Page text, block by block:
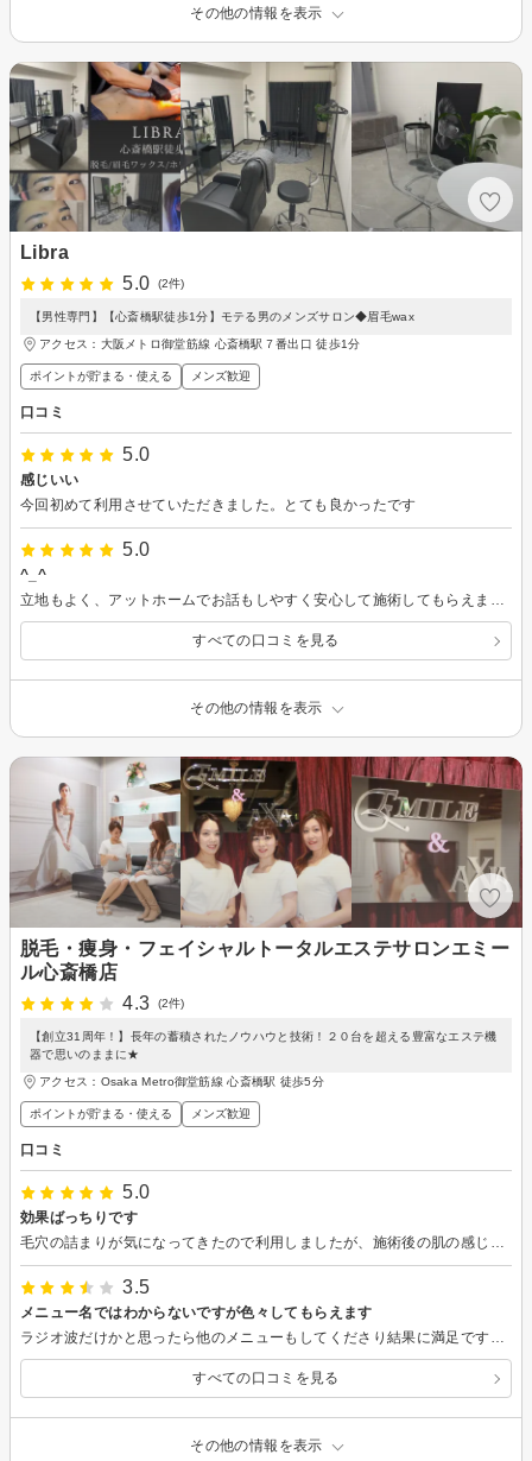
その他の情報を表示
Libra
5.0
(2件)
【男性専門】【心斎橋駅徒歩1分】モテる男のメンズサロン◆眉毛wax
アクセス：大阪メトロ御堂筋線 心斎橋駅７番出口 徒歩1分
ポイントが貯まる・使える メンズ歓迎
口コミ
5.0
感じいい
今回初めて利用させていただきました。とても良かったです
5.0
^_^
立地もよく、アットホームでお話もしやすく安心して施術してもらえました。^ - ^
すべての口コミを見る
その他の情報を表示
脱毛・痩身・フェイシャルトータルエステサロンエミー
ル心斎橋店
4.3
(2件)
【創立31周年！】長年の蓄積されたノウハウと技術！２０台を超える豊富なエステ機
器で思いのままに★
アクセス：Osaka Metro御堂筋線 心斎橋駅 徒歩5分
ポイントが貯まる・使える メンズ歓迎
口コミ
5.0
効果ばっちりです
毛穴の詰まりが気になってきたので利用しましたが、施術後の肌の感じが今までにないくらいにすっきりしました。 こちらの悩みについても聞いてもらえてとても助かりました。
3.5
メニュー名ではわからないですが色々してもらえます
ラジオ波だけかと思ったら他のメニューもしてくださり結果に満足です。 ただ、プライバシーというか個室はないので 気にされる方はやめておいた方がいいと思います。
すべての口コミを見る
その他の情報を表示